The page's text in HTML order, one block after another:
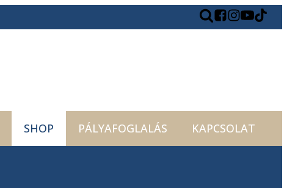
SHOP PÁLYAFOGLALÁS KAPCSOLAT